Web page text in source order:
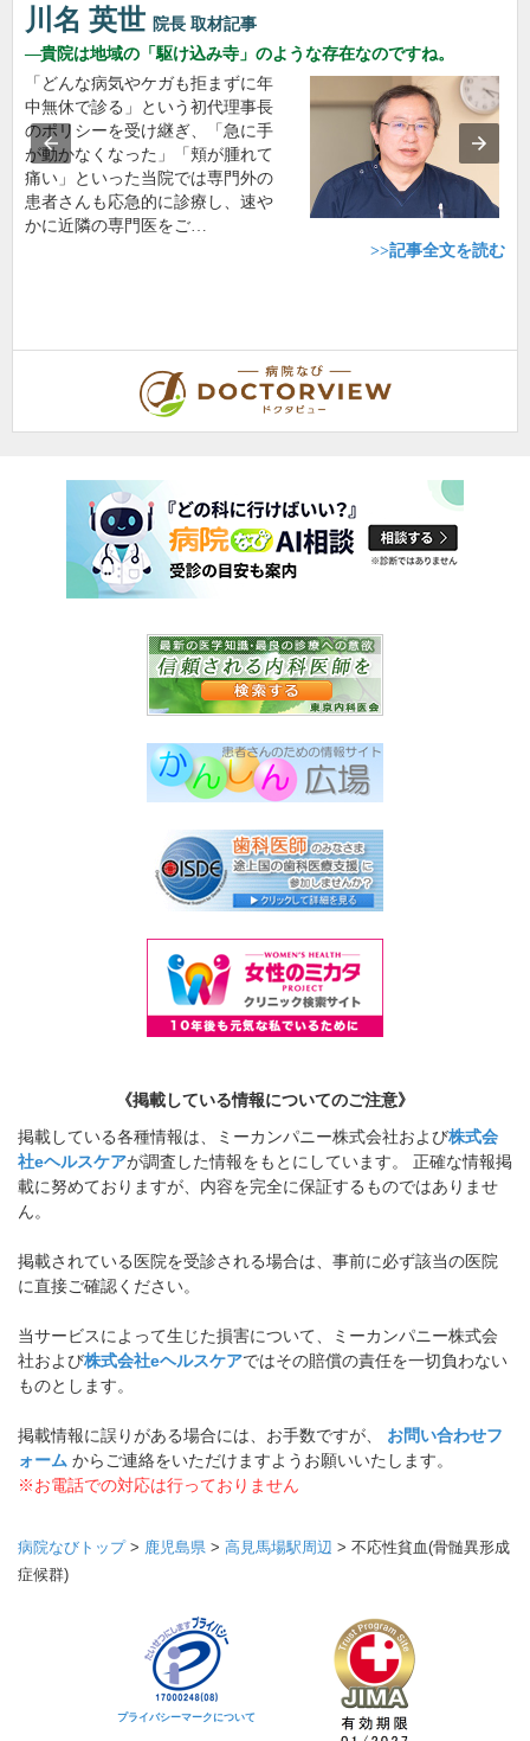
川名 英世 院長 取材記事
貴院は地域の「駆け込み寺」のような存在なのですね。
「どんな病気やケガも拒まずに年
中無休で診る」という初代理事長
のポリシーを受け継ぎ、「急に手
が動かなくなった」「頬が腫れて
痛い」といった当院では専門外の
患者さんも応急的に診療し、速や
かに近隣の専門医をご…
>>記事全文を読む
《掲載している情報についてのご注意》
掲載している各種情報は、ミーカンパニー株式会社および株式会
社eヘルスケアが調査した情報をもとにしています。 正確な情報掲
載に努めておりますが、内容を完全に保証するものではありませ
ん。
掲載されている医院を受診される場合は、事前に必ず該当の医院
に直接ご確認ください。
当サービスによって生じた損害について、ミーカンパニー株式会
社および株式会社eヘルスケアではその賠償の責任を一切負わない
ものとします。
掲載情報に誤りがある場合には、お手数ですが、 お問い合わせフ
ォーム からご連絡をいただけますようお願いいたします。
※お電話での対応は行っておりません
病院なびトップ> 鹿児島県 > 高見馬場駅周辺 > 不応性貧血(骨髄異形成
症候群)
プライバシーマークについて